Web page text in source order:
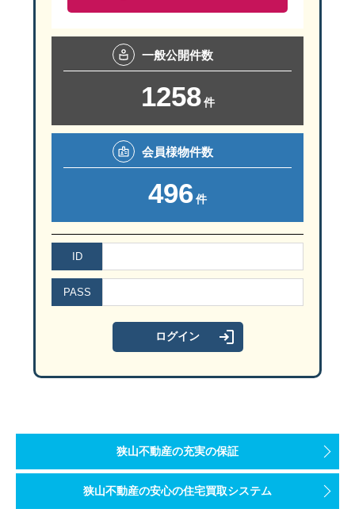
一般公開件数
1258 件
会員様物件数
496件
ID
PASS
狭山不動産の充実の保証
狭山不動産の安心の住宅買取システム